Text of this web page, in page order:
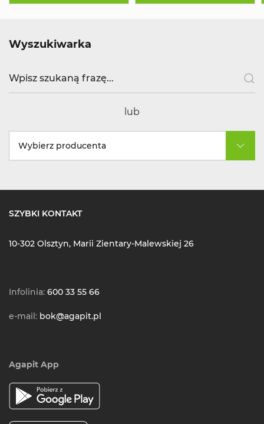
Wyszukiwarka
lub
Wybierz producenta
SZYBKI KONTAKT
10-302 Olsztyn, Marii Zientary-Malewskiej 26
Infolinia: 600 33 55 66
e-mail: bok@agapit.pl
Agapit App